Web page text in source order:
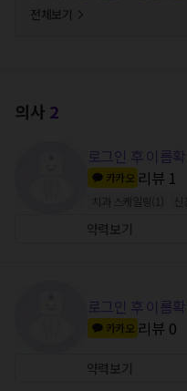
전체보기
의사 2
로그인 후 이름
카카오 리뷰 1
치과 스케일링
약력보기
로그인 후 이름
카카오 리뷰 0
약력보기